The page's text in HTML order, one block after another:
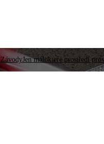
ZávodyJen málokteré prostředí